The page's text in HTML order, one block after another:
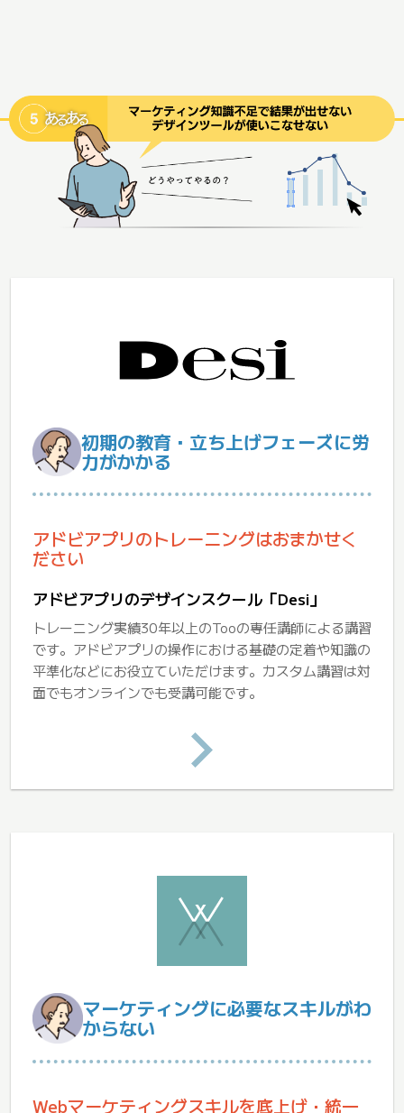
初期の教育・立ち上げフェーズに労
力がかかる
アドビアプリのトレーニングはおまかせく
ださい
アドビアプリのデザインスクール「Desi」
トレーニング実績30年以上のTooの専任講師による講習
です。アドビアプリの操作における基礎の定着や知識の
平準化などにお役立ていただけます。カスタム講習は対
面でもオンラインでも受講可能です。
マーケティングに必要なスキルがわ
からない
Webマーケティングスキルを底上げ・統一